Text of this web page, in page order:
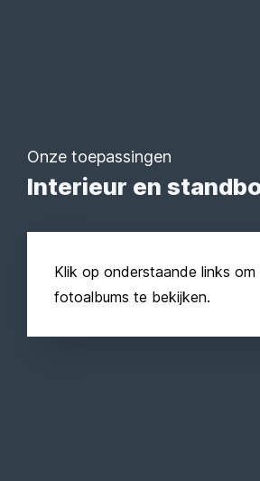
Onze toepassingen
Interieur en
Klik op onderstaande links om
fotoalbums te bekijken.